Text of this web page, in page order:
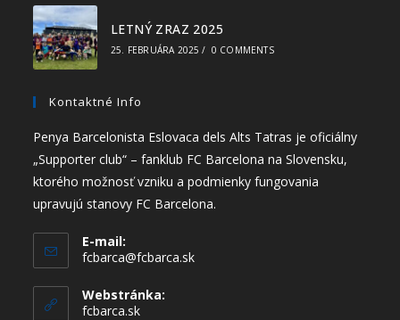
LETNÝ ZRAZ 2025
25. FEBRUÁRA 2025 / 0 COMMENTS
Kontaktné Info
Penya Barcelonista Eslovaca dels Alts Tatras je oficiálny
„Supporter club“ – fanklub FC Barcelona na Slovensku,
ktorého možnosť vzniku a podmienky fungovania
upravujú stanovy FC Barcelona.
E-mail:
fcbarca@fcbarca.sk
Webstránka:
fcbarca.sk